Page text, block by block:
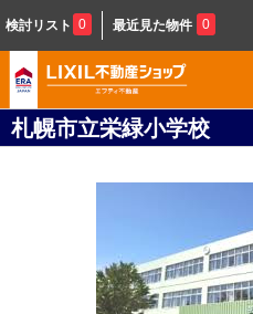
検討リスト 0 最近見た物件 0
札幌市立栄緑小学校